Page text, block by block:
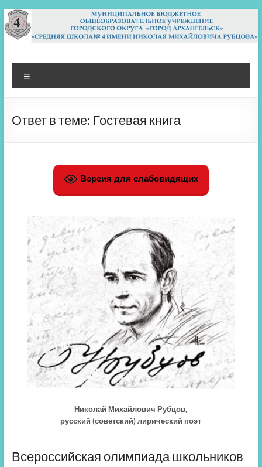
Перейти
к
содержимому
МБОУ СШ 4
Архангельск
Ответ в теме: Гостевая книга
Версия для слабовидящих
Николай Михайлович Рубцов,
русский (советский) лирический поэт
Всероссийская олимпиада школьников